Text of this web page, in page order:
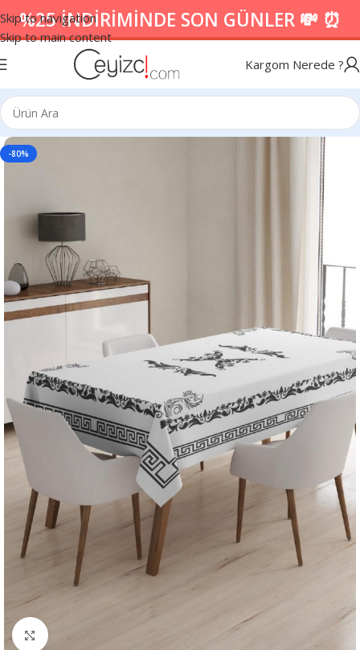
Skip to navigation
Skip to main content
%25 İNDİRİMİNDE SON GÜNLER 💸 ⏰
Kargom Nerede ?
-80%
Resmi Büyüt